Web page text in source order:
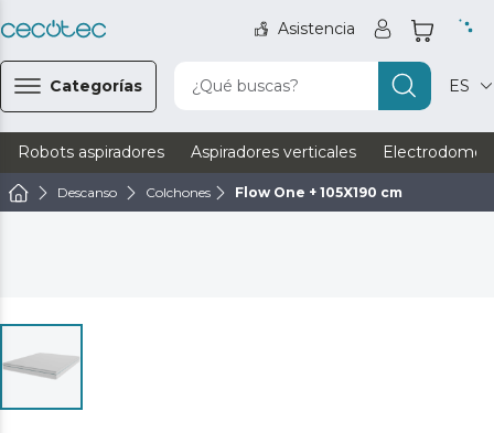
Asistencia
Categorías ¿Qué buscas? ES
Robots aspiradores Aspiradores verticales
Descanso Colchones Flow One + 105X190 cm